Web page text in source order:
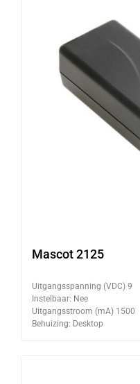
Mascot 2125
Uitgangsspanning (VDC) 9
Instelbaar: Nee
Uitgangsstroom (mA) 1500
Behuizing: Desktop